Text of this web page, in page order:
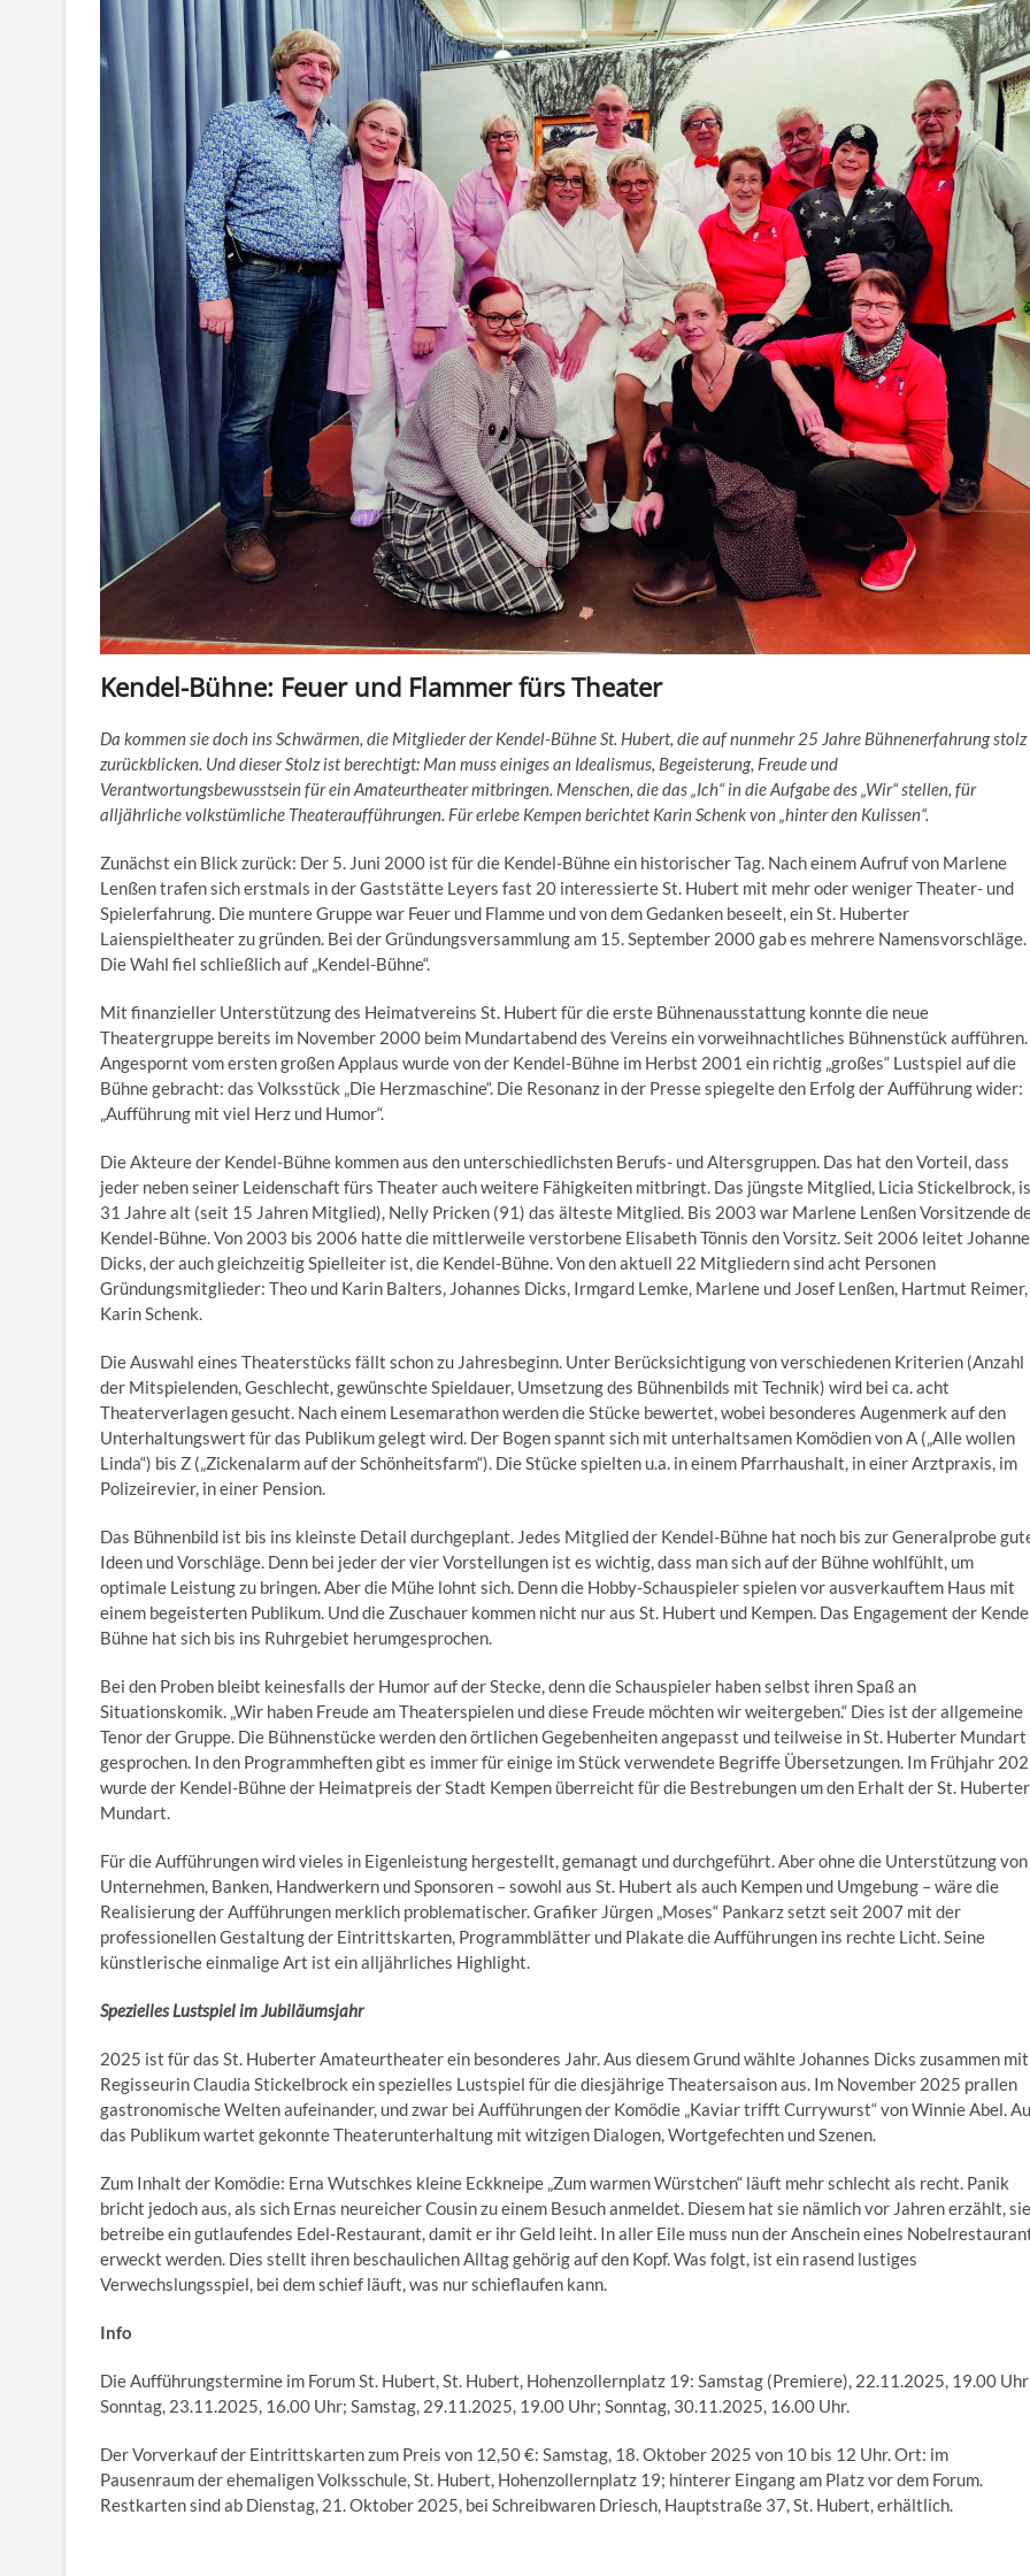
Kendel-Bühne: Feuer und Flammer fürs Theater
Da kommen sie doch ins Schwärmen, die Mitglieder der Kendel-Bühne St. Hubert, die auf nunmehr 25 Jahre Bühnenerfahrung stolz
zurückblicken. Und dieser Stolz ist berechtigt: Man muss einiges an Idealismus, Begeisterung, Freude und
Verantwortungsbewusstsein für ein Amateurtheater mitbringen. Menschen, die das „Ich“ in die Aufgabe des „Wir“ stellen, für
alljährliche volkstümliche Theateraufführungen. Für erlebe Kempen berichtet Karin Schenk von „hinter den Kulissen“.
Zunächst ein Blick zurück: Der 5. Juni 2000 ist für die Kendel-Bühne ein historischer Tag. Nach einem Aufruf von Marlene
Lenßen trafen sich erstmals in der Gaststätte Leyers fast 20 interessierte St. Hubert mit mehr oder weniger Theater- und
Spielerfahrung. Die muntere Gruppe war Feuer und Flamme und von dem Gedanken beseelt, ein St. Huberter
Laienspieltheater zu gründen. Bei der Gründungsversammlung am 15. September 2000 gab es mehrere Namensvorschläge.
Die Wahl fiel schließlich auf „Kendel-Bühne“.
Mit finanzieller Unterstützung des Heimatvereins St. Hubert für die erste Bühnenausstattung konnte die neue
Theatergruppe bereits im November 2000 beim Mundartabend des Vereins ein vorweihnachtliches Bühnenstück aufführen.
Angespornt vom ersten großen Applaus wurde von der Kendel-Bühne im Herbst 2001 ein richtig „großes“ Lustspiel auf die
Bühne gebracht: das Volksstück „Die Herzmaschine“. Die Resonanz in der Presse spiegelte den Erfolg der Aufführung wider:
„Aufführung mit viel Herz und Humor“.
Die Akteure der Kendel-Bühne kommen aus den unterschiedlichsten Berufs- und Altersgruppen. Das hat den Vorteil, dass
jeder neben seiner Leidenschaft fürs Theater auch weitere Fähigkeiten mitbringt. Das jüngste Mitglied, Licia Stickelbrock,
31 Jahre alt (seit 15 Jahren Mitglied), Nelly Pricken (91) das älteste Mitglied. Bis 2003 war Marlene Lenßen Vorsitzende
Kendel-Bühne. Von 2003 bis 2006 hatte die mittlerweile verstorbene Elisabeth Tönnis den Vorsitz. Seit 2006 leitet
Dicks, der auch gleichzeitig Spielleiter ist, die Kendel-Bühne. Von den aktuell 22 Mitgliedern sind acht Personen
Gründungsmitglieder: Theo und Karin Balters, Johannes Dicks, Irmgard Lemke, Marlene und Josef Lenßen, Hartmut Reimer,
Karin Schenk.
Die Auswahl eines Theaterstücks fällt schon zu Jahresbeginn. Unter Berücksichtigung von verschiedenen Kriterien (Anzahl
der Mitspielenden, Geschlecht, gewünschte Spieldauer, Umsetzung des Bühnenbilds mit Technik) wird bei ca. acht
Theaterverlagen gesucht. Nach einem Lesemarathon werden die Stücke bewertet, wobei besonderes Augenmerk auf den
Unterhaltungswert für das Publikum gelegt wird. Der Bogen spannt sich mit unterhaltsamen Komödien von A („Alle wollen
Linda“) bis Z („Zickenalarm auf der Schönheitsfarm“). Die Stücke spielten u.a. in einem Pfarrhaushalt, in einer Arztpraxis, im
Polizeirevier, in einer Pension.
Das Bühnenbild ist bis ins kleinste Detail durchgeplant. Jedes Mitglied der Kendel-Bühne hat noch bis zur Generalprobe
Ideen und Vorschläge. Denn bei jeder der vier Vorstellungen ist es wichtig, dass man sich auf der Bühne wohlfühlt, um
optimale Leistung zu bringen. Aber die Mühe lohnt sich. Denn die Hobby-Schauspieler spielen vor ausverkauftem Haus mit
einem begeisterten Publikum. Und die Zuschauer kommen nicht nur aus St. Hubert und Kempen. Das Engagement der
Bühne hat sich bis ins Ruhrgebiet herumgesprochen.
Bei den Proben bleibt keinesfalls der Humor auf der Stecke, denn die Schauspieler haben selbst ihren Spaß an
Situationskomik. „Wir haben Freude am Theaterspielen und diese Freude möchten wir weitergeben.“ Dies ist der allgemeine
Tenor der Gruppe. Die Bühnenstücke werden den örtlichen Gegebenheiten angepasst und teilweise in St. Huberter Mundart
gesprochen. In den Programmheften gibt es immer für einige im Stück verwendete Begriffe Übersetzungen. Im Frühjahr
wurde der Kendel-Bühne der Heimatpreis der Stadt Kempen überreicht für die Bestrebungen um den Erhalt der St. Huberter
Mundart.
Für die Aufführungen wird vieles in Eigenleistung hergestellt, gemanagt und durchgeführt. Aber ohne die Unterstützung von
Unternehmen, Banken, Handwerkern und Sponsoren – sowohl aus St. Hubert als auch Kempen und Umgebung – wäre die
Realisierung der Aufführungen merklich problematischer. Grafiker Jürgen „Moses“ Pankarz setzt seit 2007 mit der
professionellen Gestaltung der Eintrittskarten, Programmblätter und Plakate die Aufführungen ins rechte Licht. Seine
künstlerische einmalige Art ist ein alljährliches Highlight.
Spezielles Lustspiel im Jubiläumsjahr
2025 ist für das St. Huberter Amateurtheater ein besonderes Jahr. Aus diesem Grund wählte Johannes Dicks zusammen mit
Regisseurin Claudia Stickelbrock ein spezielles Lustspiel für die diesjährige Theatersaison aus. Im November 2025 prallen
gastronomische Welten aufeinander, und zwar bei Aufführungen der Komödie „Kaviar trifft Currywurst“ von Winnie Abel.
das Publikum wartet gekonnte Theaterunterhaltung mit witzigen Dialogen, Wortgefechten und Szenen.
Zum Inhalt der Komödie: Erna Wutschkes kleine Eckkneipe „Zum warmen Würstchen“ läuft mehr schlecht als recht. Panik
bricht jedoch aus, als sich Ernas neureicher Cousin zu einem Besuch anmeldet. Diesem hat sie nämlich vor Jahren erzählt, sie
betreibe ein gutlaufendes Edel-Restaurant, damit er ihr Geld leiht. In aller Eile muss nun der Anschein eines
erweckt werden. Dies stellt ihren beschaulichen Alltag gehörig auf den Kopf. Was folgt, ist ein rasend lustiges
Verwechslungsspiel, bei dem schief läuft, was nur schieflaufen kann.
Info
Die Aufführungstermine im Forum St. Hubert, St. Hubert, Hohenzollernplatz 19: Samstag (Premiere), 22.11.2025, 19.00
Sonntag, 23.11.2025, 16.00 Uhr; Samstag, 29.11.2025, 19.00 Uhr; Sonntag, 30.11.2025, 16.00 Uhr.
Der Vorverkauf der Eintrittskarten zum Preis von 12,50 €: Samstag, 18. Oktober 2025 von 10 bis 12 Uhr. Ort: im
Pausenraum der ehemaligen Volksschule, St. Hubert, Hohenzollernplatz 19; hinterer Eingang am Platz vor dem Forum.
Restkarten sind ab Dienstag, 21. Oktober 2025, bei Schreibwaren Driesch, Hauptstraße 37, St. Hubert, erhältlich.